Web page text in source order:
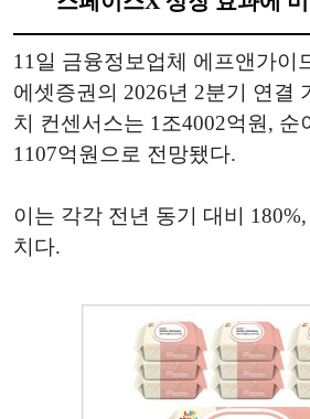
11일 금융정보업체 에프앤가이
에셋증권의 2026년 2분기 연결
치 컨센서스는 1조4002억원, 순
1107억원으로 전망됐다.
이는 각각 전년 동기 대비
치다.